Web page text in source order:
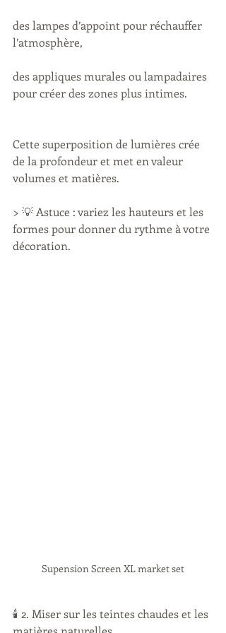
des lampes d’appoint pour réchauffer
l’atmosphère,
des appliques murales ou lampadaires
pour créer des zones plus intimes.
Cette superposition de lumières crée
de la profondeur et met en valeur
volumes et matières.
> 💡 Astuce : variez les hauteurs et les
formes pour donner du rythme à votre
décoration.
Supension Screen XL market set
🕯️ 2. Miser sur les teintes chaudes et les